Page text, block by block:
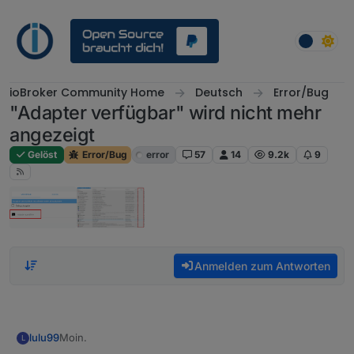
ioBroker Community Home Deutsch Error/Bug
"Adapter verfügbar" wird nicht mehr
angezeigt
Gelöst Error/Bug error 57 14 9.2k 9
Anmelden zum Antworten
L lulu99Moin.